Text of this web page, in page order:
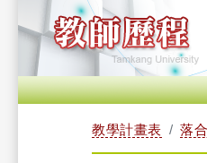
教學計畫表 落